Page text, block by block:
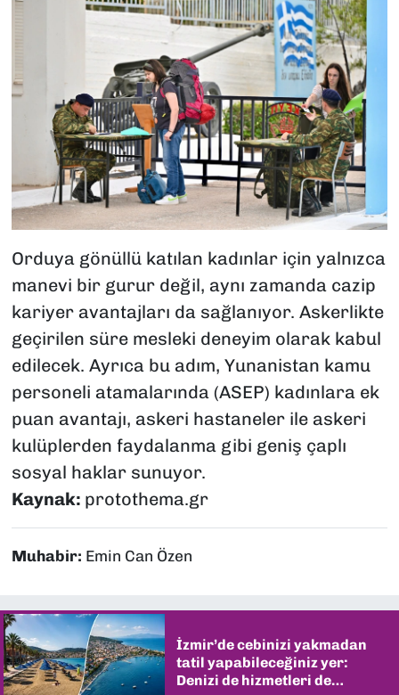
Orduya gönüllü katılan kadınlar için yalnızca
manevi bir gurur değil, aynı zamanda cazip
kariyer avantajları da sağlanıyor. Askerlikte
geçirilen süre mesleki deneyim olarak kabul
edilecek. Ayrıca bu adım, Yunanistan kamu
personeli atamalarında (ASEP) kadınlara ek
puan avantajı, askeri hastaneler ile askeri
kulüplerden faydalanma gibi geniş çaplı
sosyal haklar sunuyor.
Kaynak: protothema.gr
Muhabir: Emin Can Özen
İzmir’de cebinizi yakmadan
tatil yapabileceğiniz yer:
Denizi de hizmetleri de